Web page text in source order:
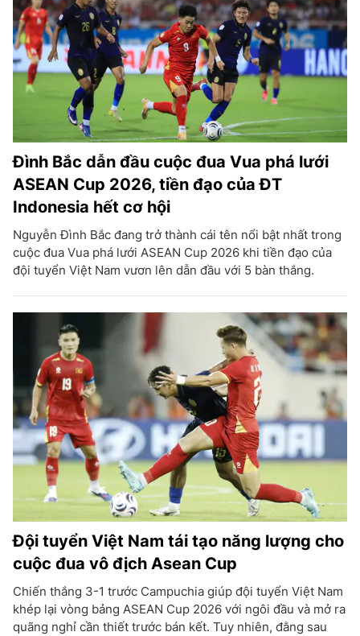
Đình Bắc dẫn đầu cuộc đua Vua phá lưới
ASEAN Cup 2026, tiền đạo của ĐT
Indonesia hết cơ hội
Nguyễn Đình Bắc đang trở thành cái tên nổi bật nhất trong
cuộc đua Vua phá lưới ASEAN Cup 2026 khi tiền đạo của
đội tuyển Việt Nam vươn lên dẫn đầu với 5 bàn thắng.
Đội tuyển Việt Nam tái tạo năng lượng cho
cuộc đua vô địch Asean Cup
Chiến thắng 3-1 trước Campuchia giúp đội tuyển Việt Nam
khép lại vòng bảng ASEAN Cup 2026 với ngôi đầu và mở ra
quãng nghỉ cần thiết trước bán kết. Tuy nhiên, đằng sau